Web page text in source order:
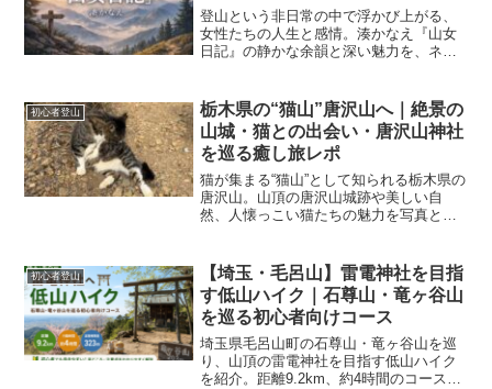
登山という非日常の中で浮かび上がる、
女性たちの人生と感情。湊かなえ『山女
日記』の静かな余韻と深い魅力を、ネタ
初心者登山
栃木県の“猫山”唐沢山へ｜絶景の
山城・猫との出会い・唐沢山神社
を巡る癒し旅レポ
猫が集まる“猫山”として知られる栃木県の
唐沢山。山頂の唐沢山城跡や美しい自
然、人懐っこい猫たちの魅力を写真とと
初心者登山
【埼玉・毛呂山】雷電神社を目指
す低山ハイク｜石尊山・竜ヶ谷山
を巡る初心者向けコース
埼玉県毛呂山町の石尊山・竜ヶ谷山を巡
り、山頂の雷電神社を目指す低山ハイク
を紹介。距離9.2km、約4時間のコースや